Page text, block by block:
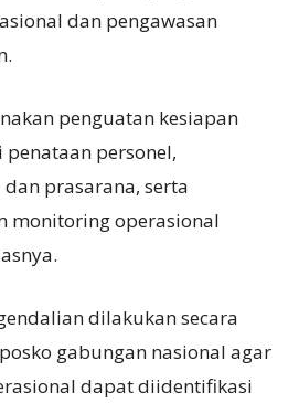
dan pengawasan
penguatan kesiapan
personel,
prasarana, serta
monitoring operasional
dilakukan secara
gabungan nasional agar
dapat diidentifikasi